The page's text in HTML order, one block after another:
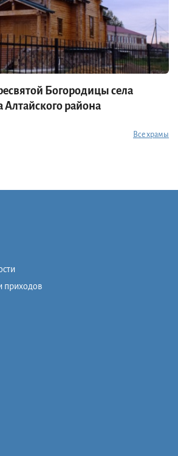
Богородицы села
Алтайского района
Все храмы
приходов